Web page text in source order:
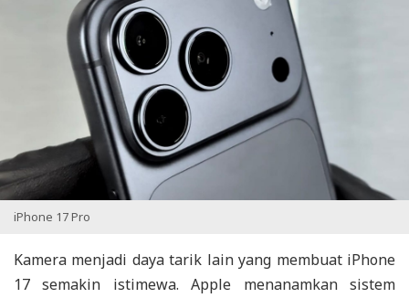
iPhone 17 Pro
Kamera menjadi daya tarik lain yang membuat iPhone
17 semakin istimewa. Apple menanamkan sistem